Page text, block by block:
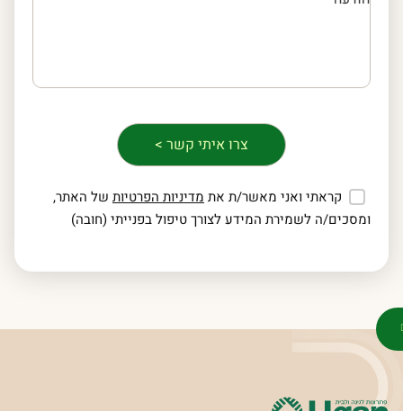
קראתי ואני מאשר/ת את מדיניות הפרטיותשל האתר,
ומסכים/ה לשמירת המידע לצורך טיפול בפנייתי (חובה)